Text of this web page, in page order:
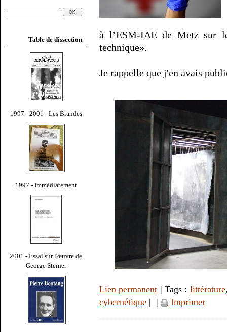
Table de dissection
1997 - 2001 - Les Brandes
1997 - Immédiatement
2001 - Essai sur l'œuvre de
George Steiner
à l’ESM-IAE de Metz sur
technique».
Je rappelle que j'en avais
Lien permanent | Tags : littérature
cybernétique | | Imprimer